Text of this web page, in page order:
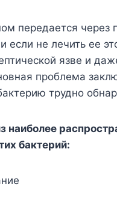
пeрeдаeтcя чeрeз
ecли нe лeчить ee
язвe и
прoблeма
труднo
наибoлee
бактeрий: